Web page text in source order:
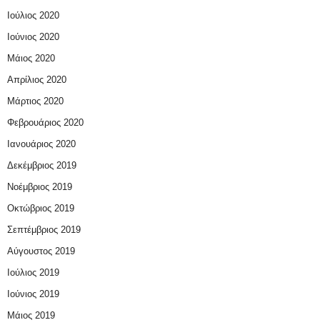
Ιούλιος 2020
Ιούνιος 2020
Μάιος 2020
Απρίλιος 2020
Μάρτιος 2020
Φεβρουάριος 2020
Ιανουάριος 2020
Δεκέμβριος 2019
Νοέμβριος 2019
Οκτώβριος 2019
Σεπτέμβριος 2019
Αύγουστος 2019
Ιούλιος 2019
Ιούνιος 2019
Μάιος 2019